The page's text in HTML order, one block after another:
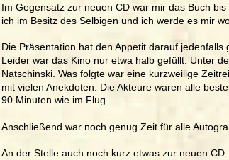
Im Gegensatz zur neuen CD war mir das Buch
ich im Besitz des Selbigen und ich werde es mir
Die Präsentation hat den Appetit darauf jedenfalls
Leider war das Kino nur etwa halb gefüllt. Unter
Natschinski. Was folgte war eine kurzweilige
mit vielen Anekdoten. Die Akteure waren alle
90 Minuten wie im Flug.
Anschließend war noch genug Zeit für alle
An der Stelle auch noch kurz etwas zur neuen